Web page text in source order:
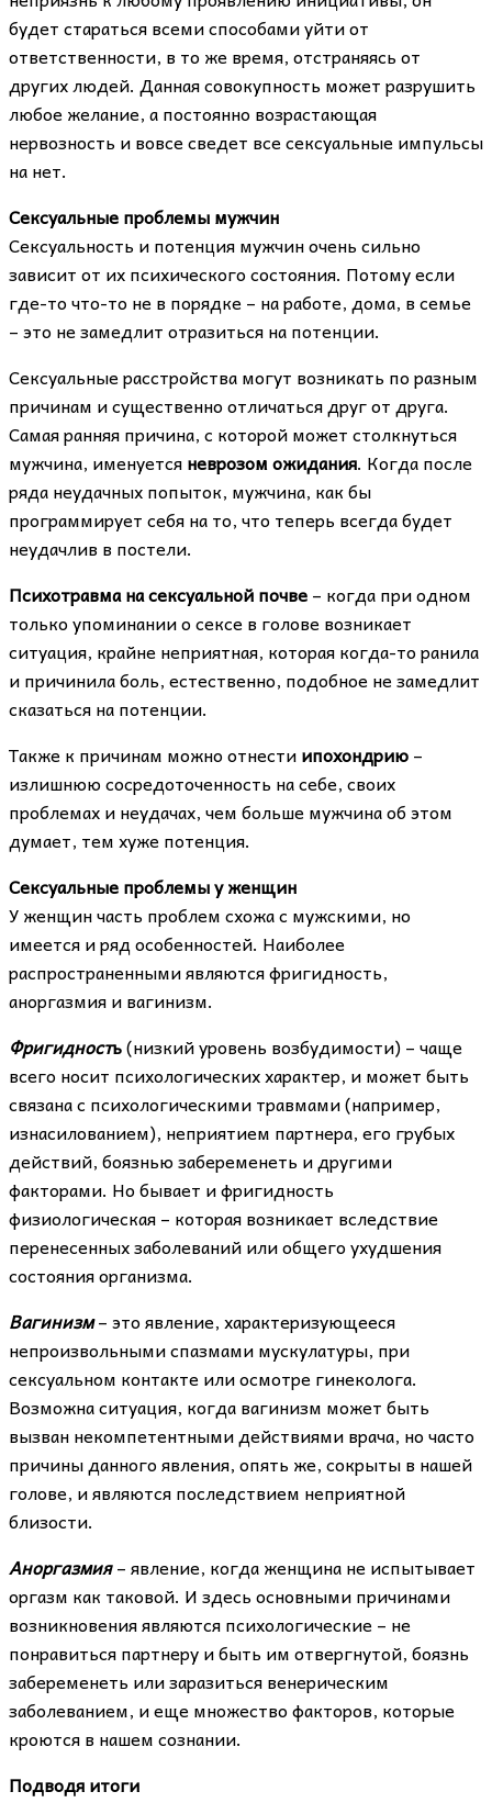
будет стараться всеми способами уйти от
ответственности, в то же время, отстраняясь от
других людей. Данная совокупность может разрушить
любое желание, а постоянно возрастающая
нервозность и вовсе сведет все сексуальные импульсы
на нет.
Сексуальные проблемы мужчин
Сексуальность и потенция мужчин очень сильно
зависит от их психического состояния. Потому если
где-то что-то не в порядке – на работе, дома, в семье
– это не замедлит отразиться на потенции.
Сексуальные расстройства могут возникать по разным
причинам и существенно отличаться друг от друга.
Самая ранняя причина, с которой может столкнуться
мужчина, именуетсяневрозом ожидания. Когда после
ряда неудачных попыток, мужчина, как бы
программирует себя на то, что теперь всегда будет
неудачлив в постели.
Психотравма на сексуальной почве– когда при одном
только упоминании о сексе в голове возникает
ситуация, крайне неприятная, которая когда-то ранила
и причинила боль, естественно, подобное не замедлит
сказаться на потенции.
Также к причинам можно отнестиипохондрию–
излишнюю сосредоточенность на себе, своих
проблемах и неудачах, чем больше мужчина об этом
думает, тем хуже потенция.
Сексуальные проблемы у женщин
У женщин часть проблем схожа с мужскими, но
имеется и ряд особенностей. Наиболее
распространенными являются фригидность,
аноргазмия и вагинизм.
Фригидность(низкий уровень возбудимости) – чаще
всего носит психологических характер, и может быть
связана с психологическими травмами (например,
изнасилованием), неприятием партнера, его грубых
действий, боязнью забеременеть и другими
факторами. Но бывает и фригидность
физиологическая – которая возникает вследствие
перенесенных заболеваний или общего ухудшения
состояния организма.
Вагинизм– это явление, характеризующееся
непроизвольными спазмами мускулатуры, при
сексуальном контакте или осмотре гинеколога.
Возможна ситуация, когда вагинизм может быть
вызван некомпетентными действиями врача, но часто
причины данного явления, опять же, сокрыты в нашей
голове, и являются последствием неприятной
близости.
Аноргазмия– явление, когда женщина не испытывает
оргазм как таковой. И здесь основными причинами
возникновения являются психологические – не
понравиться партнеру и быть им отвергнутой, боязнь
забеременеть или заразиться венерическим
заболеванием, и еще множество факторов, которые
кроются в нашем сознании.
Подводя итоги